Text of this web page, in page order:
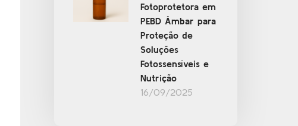
Fotoprotetora em
PEBD Âmbar para
Proteção de
Soluções
Fotossensíveis e
Nutrição
16/09/2025